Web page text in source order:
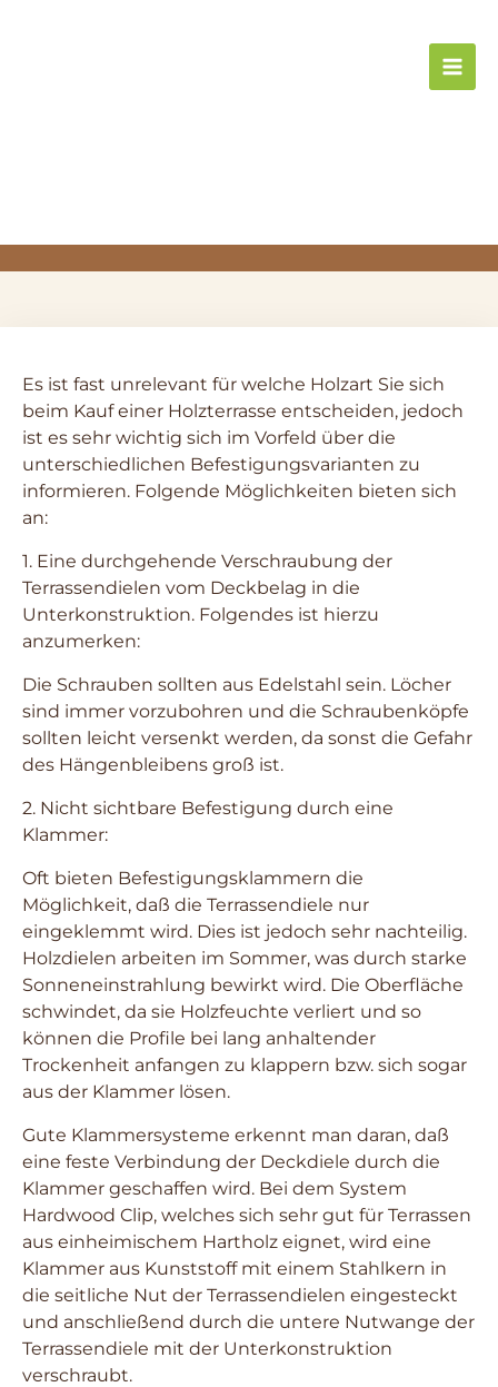
Es ist fast unrelevant für welche Holzart Sie sich
beim Kauf einer Holzterrasse entscheiden, jedoch
ist es sehr wichtig sich im Vorfeld über die
unterschiedlichen Befestigungsvarianten zu
informieren. Folgende Möglichkeiten bieten sich
an:
1. Eine durchgehende Verschraubung der
Terrassendielen vom Deckbelag in die
Unterkonstruktion. Folgendes ist hierzu
anzumerken:
Die Schrauben sollten aus Edelstahl sein. Löcher
sind immer vorzubohren und die Schraubenköpfe
sollten leicht versenkt werden, da sonst die Gefahr
des Hängenbleibens groß ist.
2. Nicht sichtbare Befestigung durch eine
Klammer:
Oft bieten Befestigungsklammern die
Möglichkeit, daß die Terrassendiele nur
eingeklemmt wird. Dies ist jedoch sehr nachteilig.
Holzdielen arbeiten im Sommer, was durch starke
Sonneneinstrahlung bewirkt wird. Die Oberfläche
schwindet, da sie Holzfeuchte verliert und so
können die Profile bei lang anhaltender
Trockenheit anfangen zu klappern bzw. sich sogar
aus der Klammer lösen.
Gute Klammersysteme erkennt man daran, daß
eine feste Verbindung der Deckdiele durch die
Klammer geschaffen wird. Bei dem System
Hardwood Clip, welches sich sehr gut für Terrassen
aus einheimischem Hartholz eignet, wird eine
Klammer aus Kunststoff mit einem Stahlkern in
die seitliche Nut der Terrassendielen eingesteckt
und anschließend durch die untere Nutwange der
Terrassendiele mit der Unterkonstruktion
verschraubt.